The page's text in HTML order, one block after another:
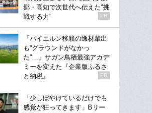
郷・高知で次世代へ伝えた“挑
戦する力”
PR
「バイエルン移籍の逸材輩出
も“グラウンドがなかっ
た”…」サガン鳥栖最強アカデ
ミーを変えた『企業版ふるさ
と納税』
PR
「少しぼやけているだけでも
感覚が狂ってきます」Bリー